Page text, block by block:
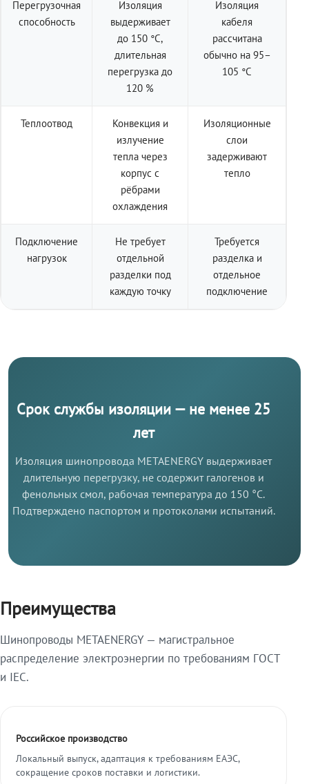
Перегрузочная
способность
Изоляция
выдерживает
до 150 °C,
длительная
перегрузка до
120 %
Изоляция
кабеля
рассчитана
обычно на 95–
105 °C
Теплоотвод
Конвекция и
излучение
тепла через
корпус с
рёбрами
охлаждения
Изоляционные
слои
задерживают
тепло
Подключение
нагрузок
Не требует
отдельной
разделки под
каждую точку
Требуется
разделка и
отдельное
подключение
Срок службы изоляции — не менее 25
лет
Изоляция шинопровода METAENERGY выдерживает
длительную перегрузку, не содержит галогенов и
фенольных смол, рабочая температура до 150 °C.
Подтверждено паспортом и протоколами испытаний.
Преимущества
Шинопроводы METAENERGY — магистральное
распределение электроэнергии по требованиям ГОСТ
и IEC.
Российское производство
Локальный выпуск, адаптация к требованиям ЕАЭС,
сокращение сроков поставки и логистики.